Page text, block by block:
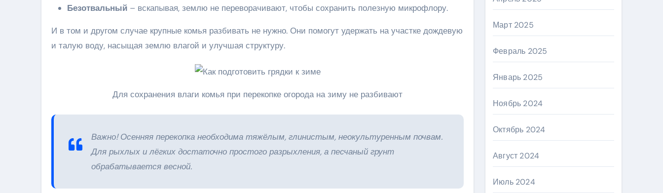
Безотвальный – вскапывая, землю не переворачивают, чтобы сохранить полезную микрофлору.
И в том и другом случае крупные комья разбивать не нужно. Они помогут удержать на участке дождевую
и талую воду, насыщая землю влагой и улучшая структуру.
Для сохранения влаги комья при перекопке огорода на зиму не разбивают
Важно! Осенняя перекопка необходима тяжёлым, глинистым, неокультуренным почвам.
Для рыхлых и лёгких достаточно простого разрыхления, а песчаный грунт
обрабатывается весной.
Март 2025
Февраль 2025
Январь 2025
Ноябрь 2024
Октябрь 2024
Август 2024
Июль 2024